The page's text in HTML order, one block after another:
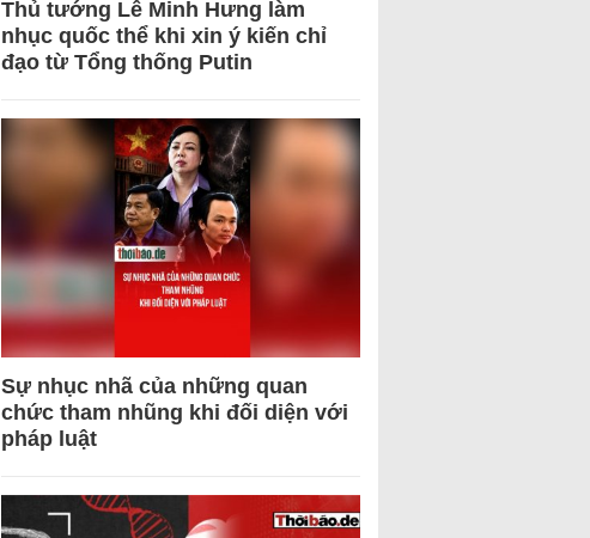
Thủ tướng Lê Minh Hưng làm
nhục quốc thể khi xin ý kiến chỉ
đạo từ Tổng thống Putin
Sự nhục nhã của những quan
chức tham nhũng khi đối diện với
pháp luật